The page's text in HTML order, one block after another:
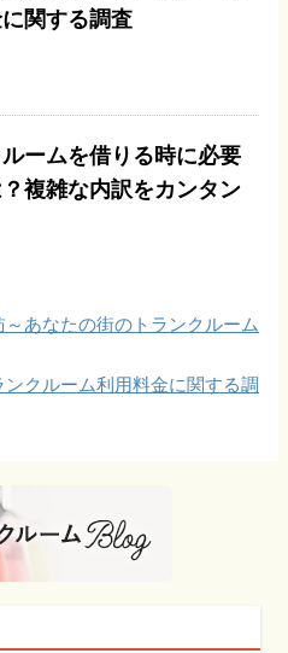
関する調査
ルームを借りる時に必要
複雑な内訳をカンタン
～あなたの街のトランクルーム
クルーム利用料金に関する調